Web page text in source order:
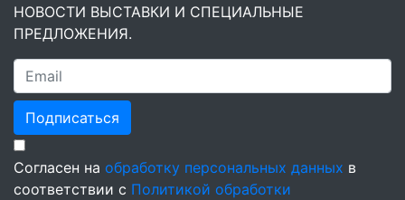
НОВОСТИ ВЫСТАВКИ И СПЕЦИАЛЬНЫЕ
ПРЕДЛОЖЕНИЯ.
Подписаться
Согласен на обработку персональных данных в
соответствии с Политикой обработки